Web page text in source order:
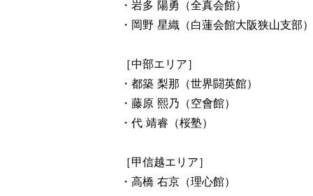
・岩多 陽勇（全真会館）
・岡野 星織（白蓮会館大阪狭山支部）
［中部エリア］
・都築 梨那（世界闘英館）
・藤原 熙乃（空會館）
・代 靖睿（桜塾）
［甲信越エリア］
・高橋 右京（理心館）